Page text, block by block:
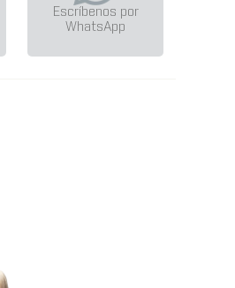
Escríbenos por
WhatsApp